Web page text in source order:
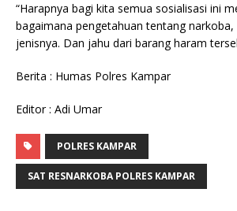
“Harapnya bagi kita semua sosialisasi ini
bagaimana pengetahuan tentang
jenisnya. Dan jahu dari barang haram
Berita : Humas Polres Kampar
Editor : Adi Umar
POLRES KAMPAR
SAT RESNARKOBA POLRES KAMPAR